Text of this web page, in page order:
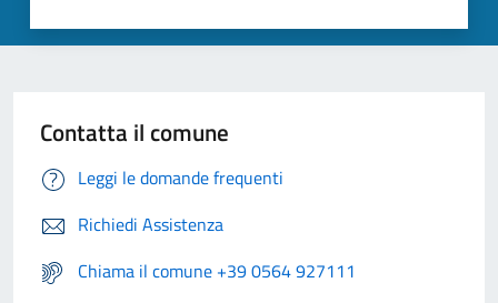
Contatta il comune
Leggi le domande frequenti
Richiedi Assistenza
Chiama il comune +39 0564 927111